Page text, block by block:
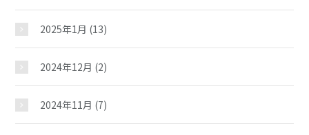
2025年1月 (13)
2024年12月 (2)
2024年11月 (7)